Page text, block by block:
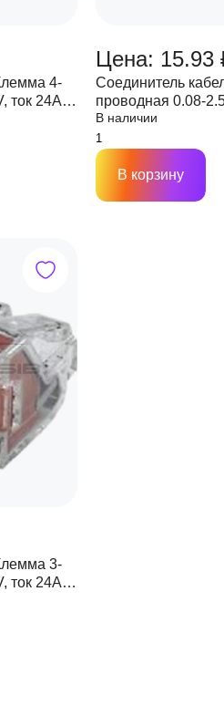
4-
ток 24A
Цена: 15.93
Соединитель
проводная 0.08-
(прозрачная)
В наличии
В корзину
3-
ток 24A